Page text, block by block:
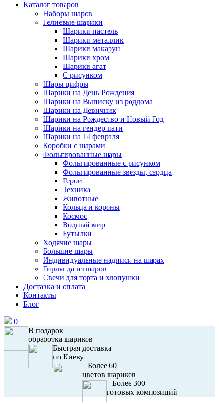
Каталог товаров
Наборы шаров
Гелиевые шарики
Шарики пастель
Шарики металлик
Шарики макарун
Шарики хром
Шарики агат
С рисунком
Шары цифры
Шарики на День Рождения
Шарики на Выписку из роддома
Шарики на Девичник
Шарики на Рождество и Новый Год
Шарики на гендер пати
Шарики на 14 февраля
Коробки с шарами
Фольгированные шары
Фольгированные с рисунком
Фольгированные звезды, сердца
Герои
Техника
Животные
Кольца и короны
Космос
Водный мир
Бутылки
Ходячие шары
Большие шары
Индивидуальные надписи на шарах
Гирлянда из шаров
Свечи для торта и хлопушки
Доставка и оплата
Контакты
Блог
0
В подарок
обработка шариков
Быстрая доставка
по Киеву
Более 60
цветов шариков
Более 300
готовых композиций